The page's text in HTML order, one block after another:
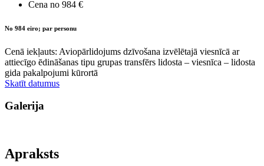
Cena no 984 €
No 984 eiro; par personu
Cenā iekļauts: Aviopārlidojums dzīvošana izvēlētajā viesnīcā ar
attiecīgo ēdināšanas tipu grupas transfērs lidosta – viesnīca – lidosta
gida pakalpojumi kūrortā
Skatīt datumus
Galerija
Apraksts